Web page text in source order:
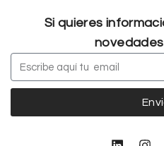
Si quieres